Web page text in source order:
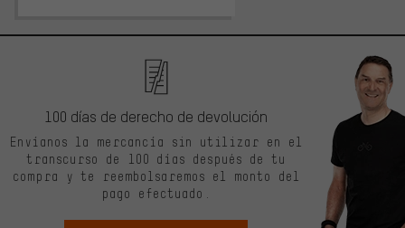
100 días de derecho de devolución
Envíanos la mercancía sin utilizar en el
transcurso de 100 días después de tu
compra y te reembolsaremos el monto del
pago efectuado.